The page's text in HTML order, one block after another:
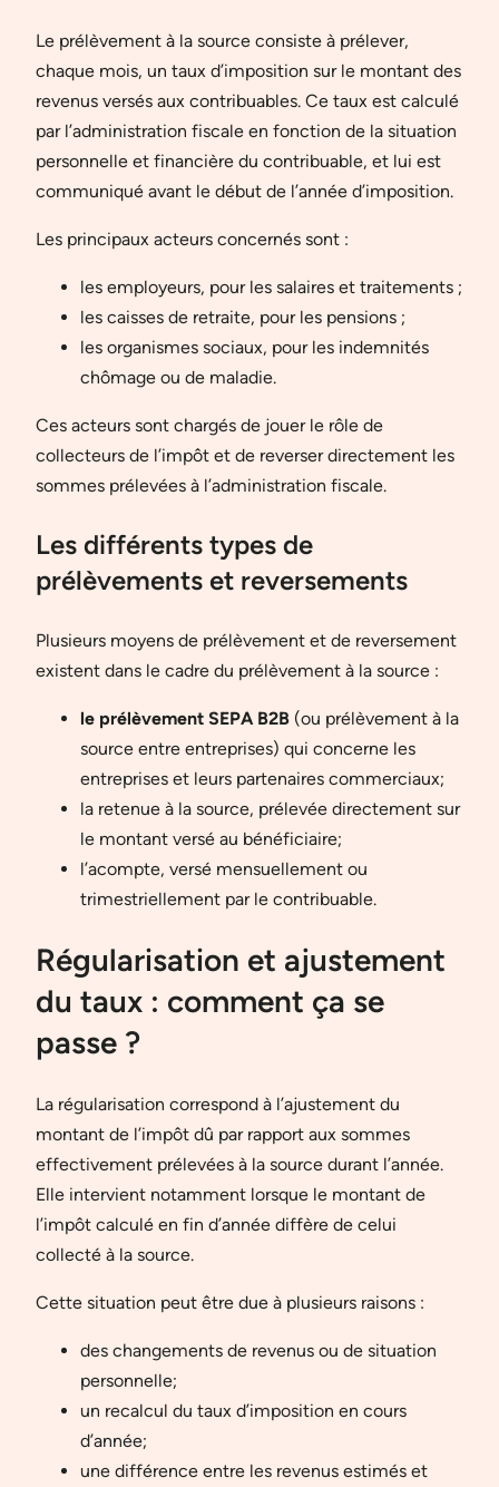
Le prélèvement à la source consiste à prélever,
chaque mois, un taux d’imposition sur le montant des
revenus versés aux contribuables. Ce taux est calculé
par l’administration fiscale en fonction de la situation
personnelle et financière du contribuable, et lui est
communiqué avant le début de l’année d’imposition.
Les principaux acteurs concernés sont :
les employeurs, pour les salaires et traitements ;
les caisses de retraite, pour les pensions ;
les organismes sociaux, pour les indemnités
chômage ou de maladie.
Ces acteurs sont chargés de jouer le rôle de
collecteurs de l’impôt et de reverser directement les
sommes prélevées à l’administration fiscale.
Les différents types de
prélèvements et reversements
Plusieurs moyens de prélèvement et de reversement
existent dans le cadre du prélèvement à la source :
le prélèvement SEPA B2B (ou prélèvement à la
source entre entreprises) qui concerne les
entreprises et leurs partenaires commerciaux;
la retenue à la source, prélevée directement sur
le montant versé au bénéficiaire;
l’acompte, versé mensuellement ou
trimestriellement par le contribuable.
Régularisation et ajustement
du taux : comment ça se
passe ?
La régularisation correspond à l’ajustement du
montant de l’impôt dû par rapport aux sommes
effectivement prélevées à la source durant l’année.
Elle intervient notamment lorsque le montant de
l’impôt calculé en fin d’année diffère de celui
collecté à la source.
Cette situation peut être due à plusieurs raisons :
des changements de revenus ou de situation
personnelle;
un recalcul du taux d’imposition en cours
d’année;
une différence entre les revenus estimés et